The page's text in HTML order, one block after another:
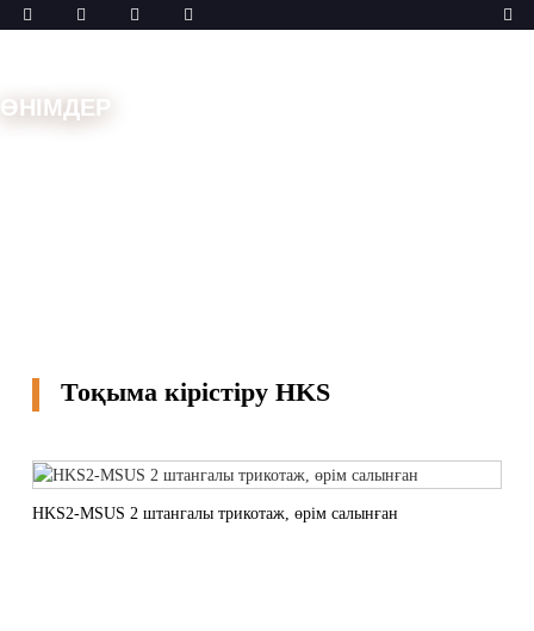
ӨНІМДЕР
Тоқыма кірістіру HKS
HKS2-MSUS 2 штангалы трикотаж, өрім салынған